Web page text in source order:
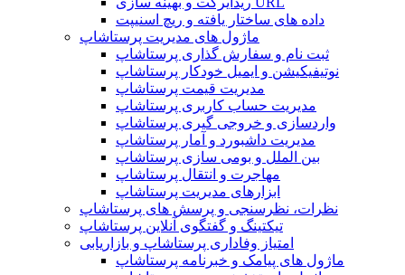
داده های ساختار یافته و ریچ اسنیپت
ماژول های مدیریت پرستاشاپ
ثبت نام و سفارش گذاری پرستاشاپ
نوتیفیکیشن و ایمیل خودکار پرستاشاپ
مدیریت قیمت پرستاشاپ
مدیریت حساب کاربری پرستاشاپ
واردسازی و خروجی گیری پرستاشاپ
مدیریت داشبورد و آمار پرستاشاپ
بین الملل و بومی سازی پرستاشاپ
مهاجرت و انتقال پرستاشاپ
ابزارهای مدیریت پرستاشاپ
نظرات، نظرسنجی و پرسش های پرستاشاپ
تیکتینگ و گفتگوی آنلاین پرستاشاپ
امتیاز وفاداری پرستاشاپ و بازاریابی
ماژول های پیامک و خبرنامه پرستاشاپ